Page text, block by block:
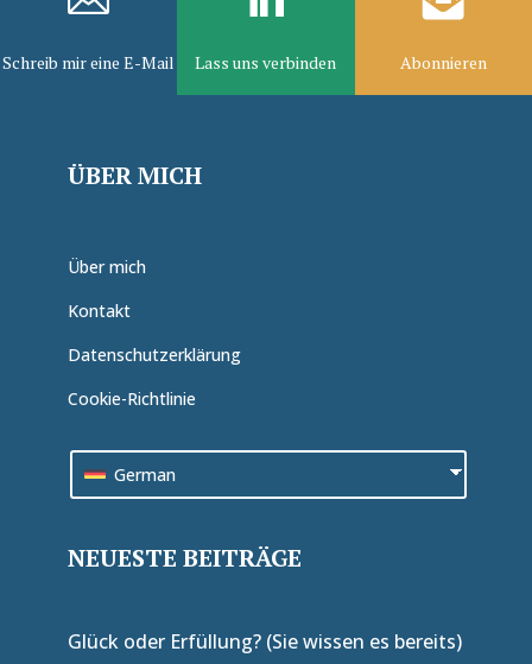
Schreib mir eine E-Mail Lass uns verbinden Abonnieren
ÜBER MICH
Über mich
Kontakt
Datenschutzerklärung
Cookie-Richtlinie
German
NEUESTE BEITRÄGE
Glück oder Erfüllung? (Sie wissen es bereits)